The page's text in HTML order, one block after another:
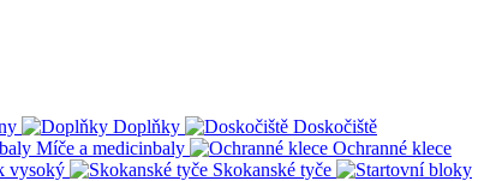
Doplňky
Doskočiště
Míče a medicinbaly
Ochranné klece
vysoký
Skokanské tyče